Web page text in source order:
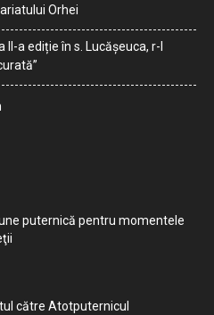
Orhei
a ediție în s. Lucășeuca, r-l
puternică pentru momentele
către Atotputernicul